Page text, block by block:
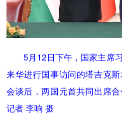
5月12日下午，国家主席习
来华进行国事访问的塔吉克斯
会谈后，两国元首共同出席
记者 李响 摄